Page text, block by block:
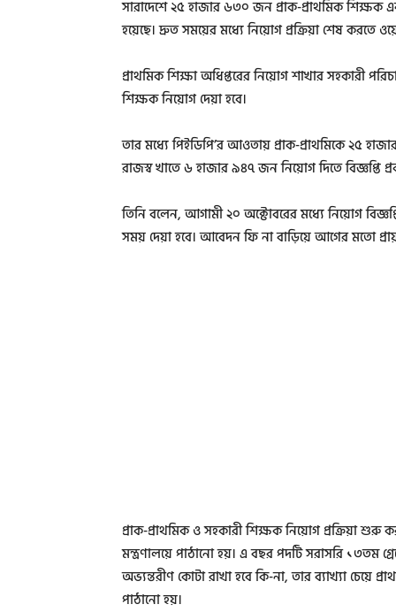
সারাদেশে ২৫ হাজার ৬৩০ জন প্রাক-প্রাথমিক শিক্ষক
হয়েছে। দ্রুত সময়ের মধ্যে নিয়োগ প্রক্রিয়া শেষ করতে
প্রাথমিক শিক্ষা অধিপ্তরের নিয়োগ শাখার সহকারী
শিক্ষক নিয়োগ দেয়া হবে।
তার মধ্যে পিইডিপি’র আওতায় প্রাক-প্রাথমিকে ২৫
রাজস্ব খাতে ৬ হাজার ৯৪৭ জন নিয়োগ দিতে বিজ্ঞপ্তি
তিনি বলেন, আগামী ২০ অক্টোবরের মধ্যে নিয়োগ
সময় দেয়া হবে। আবেদন ফি না বাড়িয়ে আগের মতো
প্রাক-প্রাথমিক ও সহকারী শিক্ষক নিয়োগ প্রক্রিয়া
মন্ত্রণালয়ে পাঠানো হয়। এ বছর পদটি সরাসরি ১৩তম
অভ্যন্তরীণ কোটা রাখা হবে কি-না, তার ব্যাখ্যা চেয়ে
পাঠানো হয়।